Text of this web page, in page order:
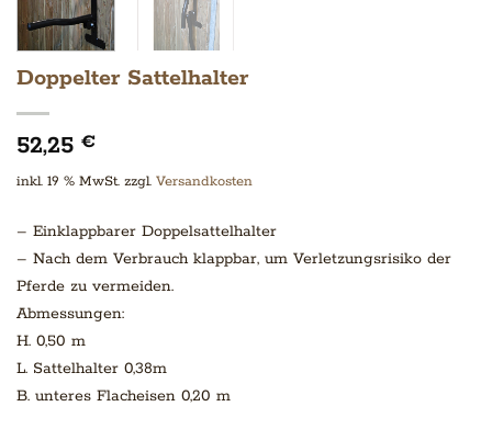
Doppelter Sattelhalter
52,25 €
inkl. 19 % MwSt. zzgl. Versandkosten
– Einklappbarer Doppelsattelhalter
– Nach dem Verbrauch klappbar, um Verletzungsrisiko der
Pferde zu vermeiden.
Abmessungen:
H. 0,50 m
L. Sattelhalter 0,38m
B. unteres Flacheisen 0,20 m